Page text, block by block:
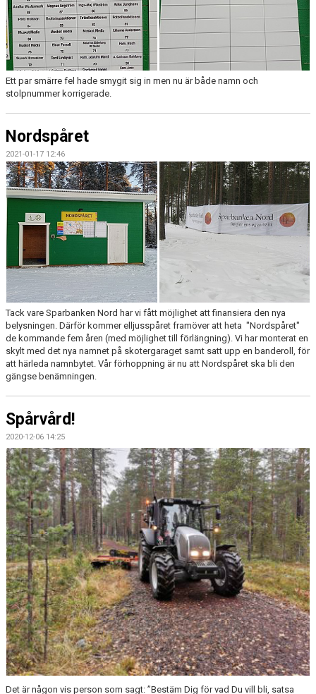
Ett par smärre fel hade smygit sig in men nu är både namn och
stolpnummer korrigerade.
Nordspåret
2021-01-17 12:46
Tack vare Sparbanken Nord har vi fått möjlighet att finansiera den nya
belysningen. Därför kommer elljusspåret framöver att heta "Nordspåret"
de kommande fem åren (med möjlighet till förlängning). Vi har monterat en
skylt med det nya namnet på skotergaraget samt satt upp en banderoll, för
att härleda namnbytet. Vår förhoppning är nu att Nordspåret ska bli den
gängse benämningen.
Spårvård!
2020-12-06 14:25
Det är någon vis person som sagt: ”Bestäm Dig för vad Du vill bli, satsa